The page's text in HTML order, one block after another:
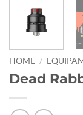
HOME /
Dead